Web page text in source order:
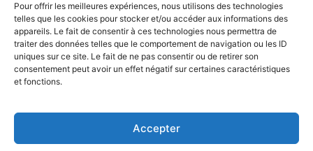
Pour offrir les meilleures expériences, nous utilisons des technologies
telles que les cookies pour stocker et/ou accéder aux informations des
appareils. Le fait de consentir à ces technologies nous permettra de
traiter des données telles que le comportement de navigation ou les ID
uniques sur ce site. Le fait de ne pas consentir ou de retirer son
consentement peut avoir un effet négatif sur certaines caractéristiques
et fonctions.
Accepter
Accueil Economie Entreprises Entrepreneur
Maghreb
© Challenges.tn By AAKOM.DIGITAL